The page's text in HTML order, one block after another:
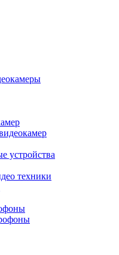
устройства
техники